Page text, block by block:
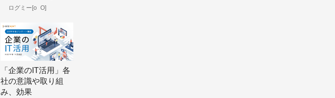
革で生じた“残業の
るヒント
ログミー[o_O]
「企業のIT活用」各
社の意識や取り組
み、効果